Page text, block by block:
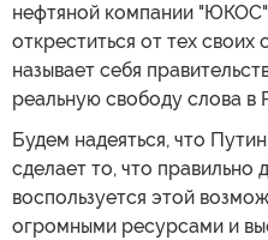
нефтяной компании
откреститься от тех своих
называет себя
реальную свободу слова в
Будем надеяться, что
сделает то, что правильно
воспользуется этой
огромными ресурсами и